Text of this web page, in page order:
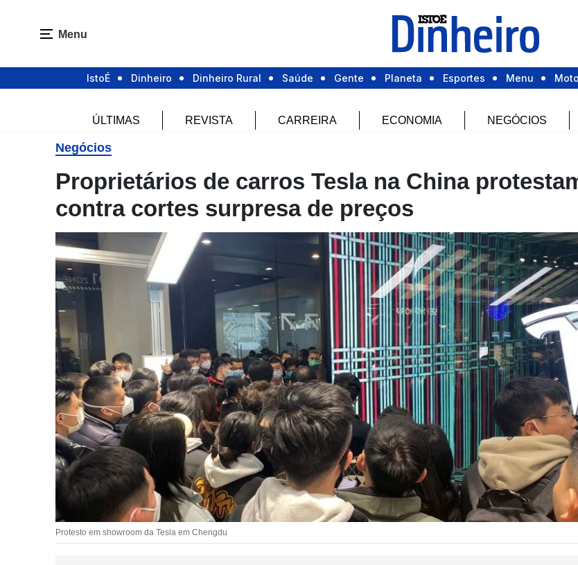
Menu
IstoÉ Dinheiro Dinheiro Rural Saúde Gente Planeta Esportes Menu
ÚLTIMAS REVISTA CARREIRA ECONOMIA NEGÓCIOS
Negócios
Proprietários de carros Tesla na China
contra cortes surpresa de preços
Protesto em showroom da Tesla em Chengdu